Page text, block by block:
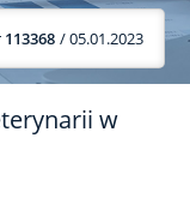
113368 / 05.01.2023
w